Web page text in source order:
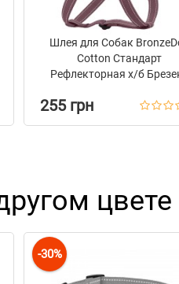
Шлея для Собак
Сotton Стандарт
Рефлекторная х/б
255 грн
цвете
-30%